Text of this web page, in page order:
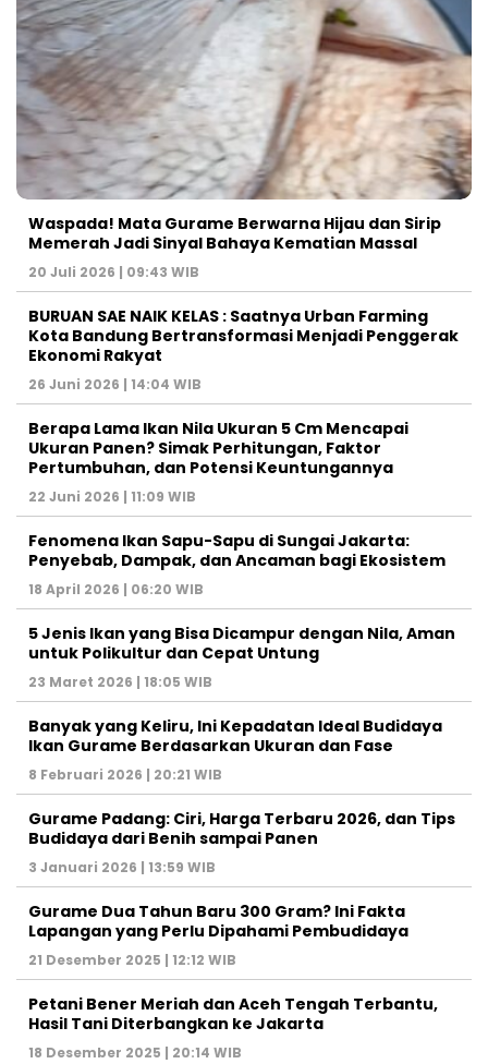
Waspada! Mata Gurame Berwarna Hijau dan Sirip
Memerah Jadi Sinyal Bahaya Kematian Massal
20 Juli 2026 | 09:43 WIB
BURUAN SAE NAIK KELAS : Saatnya Urban Farming
Kota Bandung Bertransformasi Menjadi Penggerak
Ekonomi Rakyat
26 Juni 2026 | 14:04 WIB
Berapa Lama Ikan Nila Ukuran 5 Cm Mencapai
Ukuran Panen? Simak Perhitungan, Faktor
Pertumbuhan, dan Potensi Keuntungannya
22 Juni 2026 | 11:09 WIB
Fenomena Ikan Sapu-Sapu di Sungai Jakarta:
Penyebab, Dampak, dan Ancaman bagi Ekosistem
18 April 2026 | 06:20 WIB
5 Jenis Ikan yang Bisa Dicampur dengan Nila, Aman
untuk Polikultur dan Cepat Untung
23 Maret 2026 | 18:05 WIB
Banyak yang Keliru, Ini Kepadatan Ideal Budidaya
Ikan Gurame Berdasarkan Ukuran dan Fase
8 Februari 2026 | 20:21 WIB
Gurame Padang: Ciri, Harga Terbaru 2026, dan Tips
Budidaya dari Benih sampai Panen
3 Januari 2026 | 13:59 WIB
Gurame Dua Tahun Baru 300 Gram? Ini Fakta
Lapangan yang Perlu Dipahami Pembudidaya
21 Desember 2025 | 12:12 WIB
Petani Bener Meriah dan Aceh Tengah Terbantu,
Hasil Tani Diterbangkan ke Jakarta
18 Desember 2025 | 20:14 WIB